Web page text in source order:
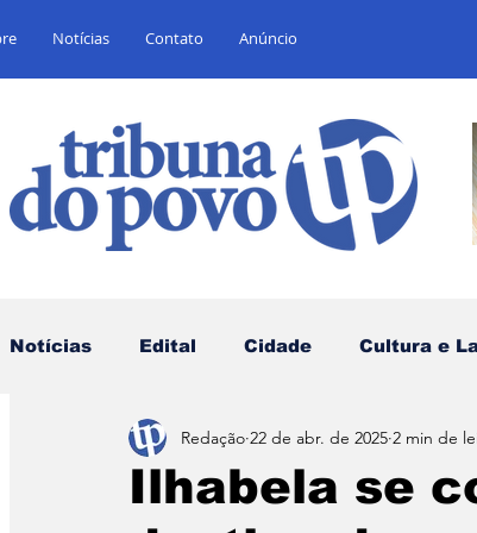
Notícias Contato Anúncio
Notícias Edital Cidade Cultura e
Educação Esportes
Ilhabela se
Redação 22 de abr. de 2025 2 min de